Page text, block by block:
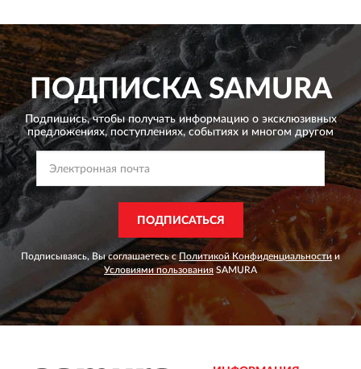
ПОДПИСКАSAMURA
Подпишись, чтобы получать информацию о эксклюзивных
предложениях, поступлениях, событиях и многом другом
ПОДПИСАТЬСЯ
Подписываясь, Вы соглашаетесь сПолитикой Конфиденциальности и
Условиями пользования SAMURA